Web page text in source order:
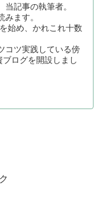
記事の執筆者。
みます。
始め、かれこれ十数
コツ実践している傍
ログを開設しまし